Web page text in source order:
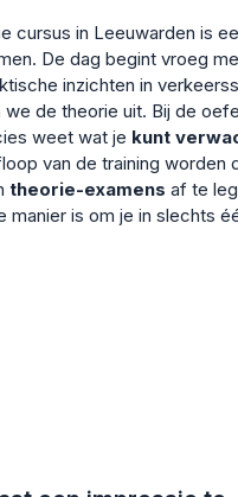
cursus in Leeuwarden is
De dag begint vroeg
inzichten in
de theorie uit. Bij de
weet wat je kunt
van de training worden
theorie-examens af te
manier is om je in slechts